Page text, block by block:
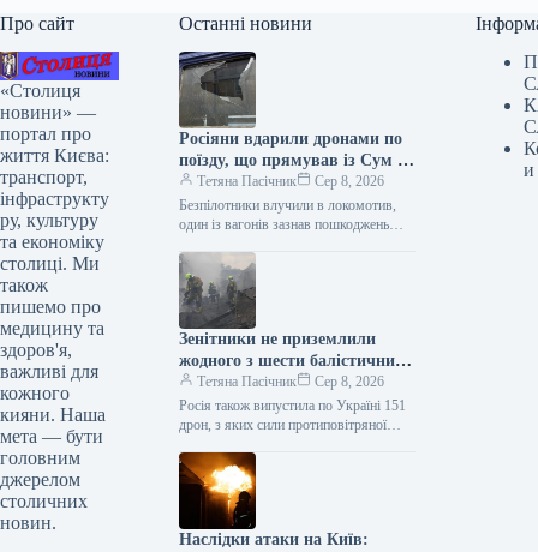
Про сайт
«Столиця
новини» —
портал про
життя Києва:
транспорт,
інфраструкту
ру, культуру
та економіку
столиці. Ми
також
пишемо про
медицину та
здоров'я,
важливі для
кожного
кияни. Наша
мета — бути
головним
джерелом
столичних
новин.
Останні новини
Росіяни вдарили дронами по
поїзду, що прямував із Сум до
Києва
Тетяна Пасічник
Сер 8, 2026
Безпілотники влучили в локомотив,
один із вагонів зазнав пошкоджень
на пасажирський потяг сполученням
Суми –…
Зенітники не приземлили
жодного з шести балістичних
снарядів, випущених Росією в
ході нічного вторгнення.
Тетяна Пасічник
Сер 8, 2026
Росія також випустила по Україні 151
дрон, з яких сили протиповітряної
135 У ніч на 8…
Наслідки атаки на Київ:
и